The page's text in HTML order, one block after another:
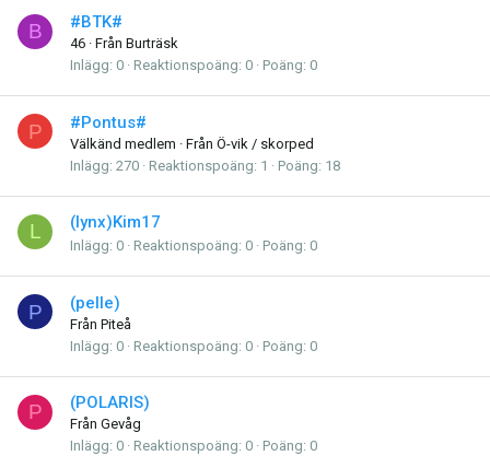
B #BTK#
46 · Från Burträsk
Inlägg 0 Reaktionspoäng 0 Poäng 0
P #Pontus#
Välkänd medlem · Från Ö-vik / skorped
Inlägg 270 Reaktionspoäng 1 Poäng 18
L (lynx)Kim17
Inlägg 0 Reaktionspoäng 0 Poäng 0
P (pelle)
Från Piteå
Inlägg 0 Reaktionspoäng 0 Poäng 0
P (POLARIS)
Från Gevåg
Inlägg 0 Reaktionspoäng 0 Poäng 0